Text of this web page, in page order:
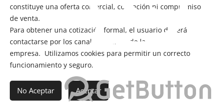
Añadir a la cesta
Copyright 2012-2026@ Bogotá- Colombia Tecnocompras
SAS. Todos los derechos reservados
Cookies
constituye una oferta comercial, cotización ni compromiso
de venta.
Para obtener una cotización formal, el usuario deberá
contactarse por los canales oficiales de la
empresa. Utilizamos cookies para permitir un correcto
funcionamiento y seguro.
No Aceptar Aceptar